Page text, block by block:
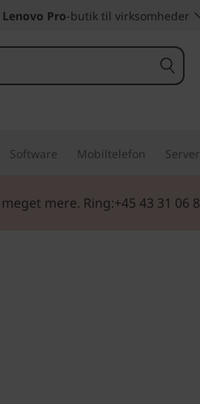
Lenovo Pro-butik til virksomheder
Software Mobiltelefon
mere. Ring:+45 43 31 06